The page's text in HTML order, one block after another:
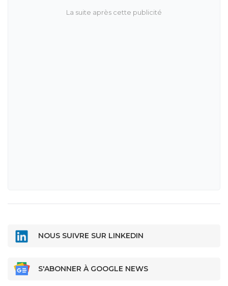
NOUS SUIVRE SUR LINKEDIN
S'ABONNER À GOOGLE NEWS